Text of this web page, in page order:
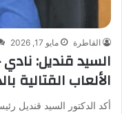
القاطرة مايو 17, 2026
السيد قنديل:
الألعاب القتالية
أكد الدكتور السيد قنديل